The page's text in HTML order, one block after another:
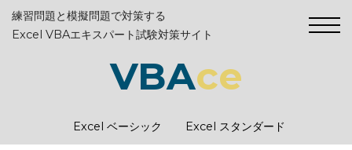
練習問題と模擬問題で対策する
Excel VBAエキスパート試験対策サイト
VBAce
Excel ベーシック Excel スタンダード